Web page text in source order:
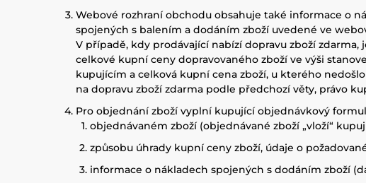
Webové rozhraní obchodu obsahuje také informace o
spojených s balením a dodáním zboží uvedené ve
V případě, kdy prodávající nabízí dopravu zboží
celkové kupní ceny dopravovaného zboží ve výši
kupujícím a celková kupní cena zboží, u kterého
na dopravu zboží zdarma podle předchozí věty, právo
Pro objednání zboží vyplní kupující objednávkový
objednávaném zboží (objednávané zboží „vloží“
způsobu úhrady kupní ceny zboží, údaje o
informace o nákladech spojených s dodáním zboží